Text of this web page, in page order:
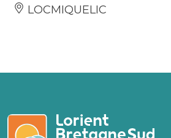
LOCMIQUELIC